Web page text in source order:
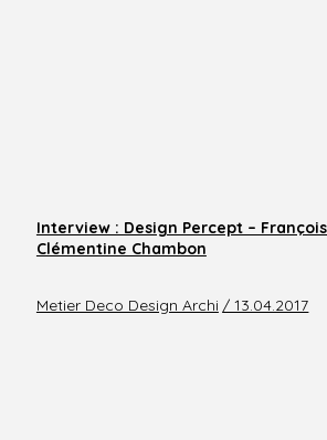
Interview : Design Percept –
Clémentine Chambon
Metier Deco Design Archi / 13.04.2017